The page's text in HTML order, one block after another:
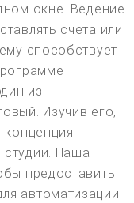
окне. Ведение
счета или
способствует
из
Изучив его,
концепция
Наша
предоставить
автоматизации